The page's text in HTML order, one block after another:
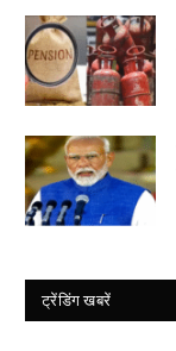
ट्रेंडिंग खबरें